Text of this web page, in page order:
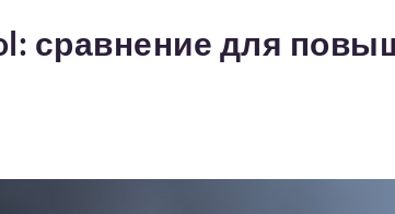
сравнение для